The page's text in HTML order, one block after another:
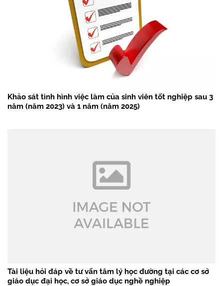
Khảo sát tình hình việc làm của sinh viên tốt nghiệp sau 3
năm (năm 2023) và 1 năm (năm 2025)
Tài liệu hỏi đáp về tư vấn tâm lý học đường tại các cơ sở
giáo dục đại học, cơ sở giáo dục nghề nghiệp